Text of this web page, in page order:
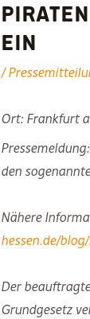
ein
/
Ort: Frankfurt
den
Nähere
hessen.de/
Der
Grundgesetz